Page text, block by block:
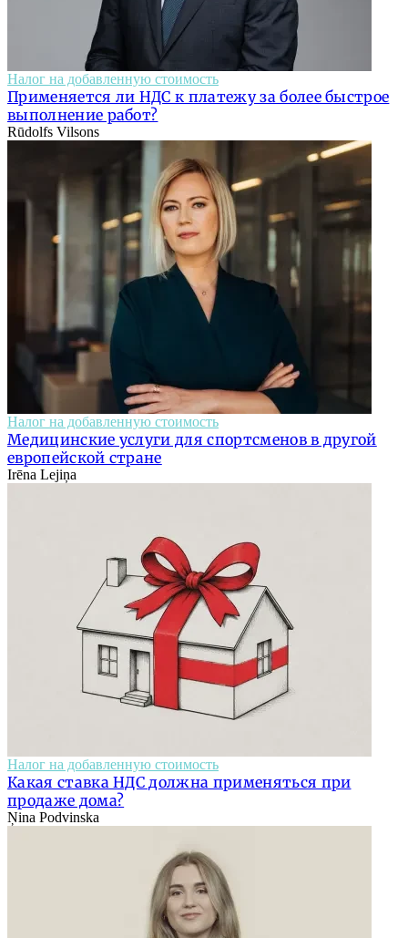
Налог на добавленную стоимость
Применяется ли НДС к платежу за более быстрое
выполнение работ?
Rūdolfs Vilsons
Налог на добавленную стоимость
Медицинские услуги для спортсменов в другой
европейской стране
Irēna Lejiņa
Налог на добавленную стоимость
Какая ставка НДС должна применяться при
продаже дома?
Ņina Podvinska